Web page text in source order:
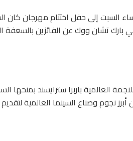
العالمية باربرا سترايسند بمنحها
نجوم وصناع السينما العالمية لتقديم